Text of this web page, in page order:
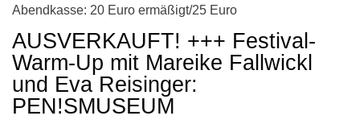
Abendkasse: 20 Euro ermäßigt/25 Euro
AUSVERKAUFT! +++ Festival-
Warm-Up mit Mareike Fallwickl
und Eva Reisinger:
PEN!SMUSEUM